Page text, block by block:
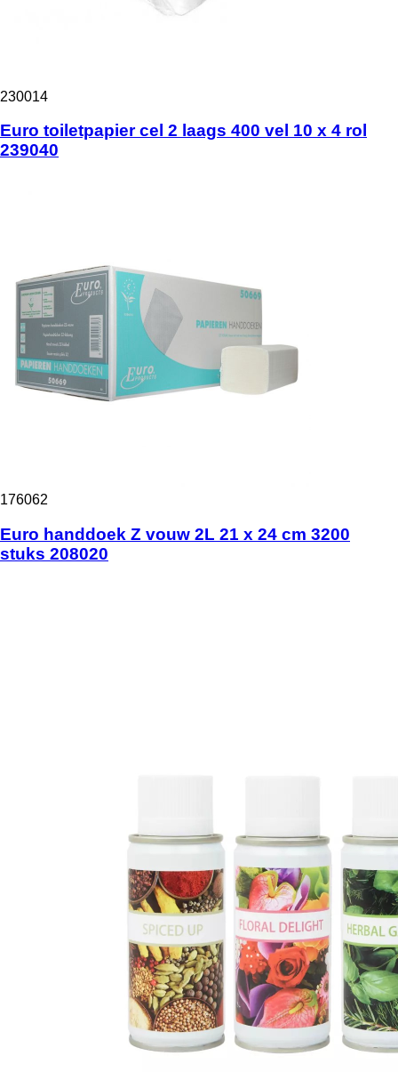
230014
Euro toiletpapier cel 2 laags 400 vel 10 x 4 rol
239040
176062
Euro handdoek Z vouw 2L 21 x 24 cm 3200
stuks 208020